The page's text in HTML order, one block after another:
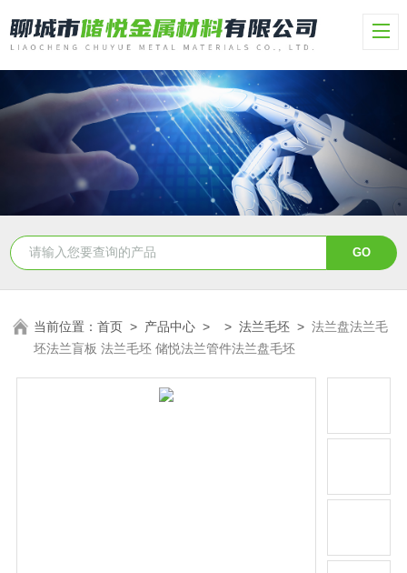
当前位置：首页 > 产品中心 > >法兰毛坯 >法兰盘法兰毛
坯法兰盲板 法兰毛坯 储悦法兰管件法兰盘毛坯